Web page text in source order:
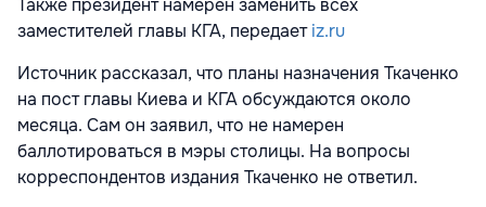
Также президент намерен заменить всех
заместителей главы КГА, передаетiz.ru
Источник рассказал, что планы назначения Ткаченко
на пост главы Киева и КГА обсуждаются около
месяца. Сам он заявил, что не намерен
баллотироваться в мэры столицы. На вопросы
корреспондентов издания Ткаченко не ответил.